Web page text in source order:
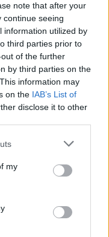
note that after your
continue seeing
information utilized by
third parties prior to
of the further
by third parties on the
information may
on the IAB’s List of
disclose it to other
one or more Google
You may click to
third-party tags to
in below Google
my
ABBAN A
ELŐVÁLASZTÁS
MEG
szerinte választási
is szerepe